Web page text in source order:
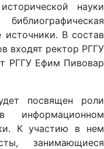
науки
источники. В состав
входят ректор РГГУ
РГГУ Ефим Пивовар
посвящен роли
информационном
К участию в нем
занимающиеся